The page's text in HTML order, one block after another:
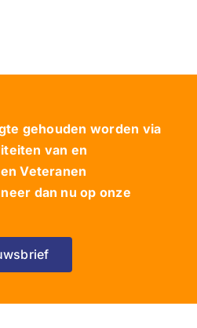
gehouden worden via
van en
Veteranen
dan nu op onze